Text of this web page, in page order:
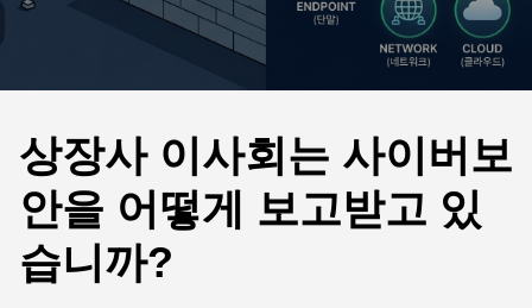
상장사 이사회는 사이버보
안을 어떻게 보고받고 있
습니까?